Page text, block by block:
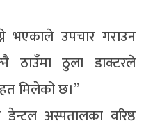
भएकाले उपचार गराउन
ठुला डाक्टरले
मिलेको छ।”
अस्पतालका वरिष्ठ